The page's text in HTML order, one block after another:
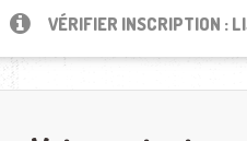
VÉRIFIER INSCRIPTION :